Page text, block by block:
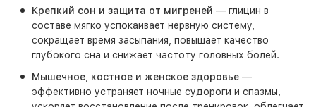
Крепкий сон и защита от мигреней — глицин в
составе мягко успокаивает нервную систему,
сокращает время засыпания, повышает качество
глубокого сна и снижает частоту головных болей.
Мышечное, костное и женское здоровье —
эффективно устраняет ночные судороги и спазмы,